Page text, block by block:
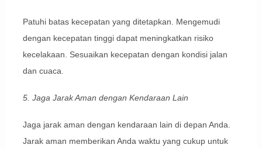
Patuhi batas kecepatan yang ditetapkan. Mengemudi
dengan kecepatan tinggi dapat meningkatkan risiko
kecelakaan. Sesuaikan kecepatan dengan kondisi jalan
dan cuaca.
5. Jaga Jarak Aman dengan Kendaraan Lain
Jaga jarak aman dengan kendaraan lain di depan Anda.
Jarak aman memberikan Anda waktu yang cukup untuk